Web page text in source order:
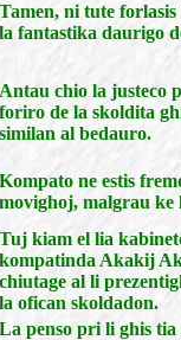
Tamen, ni tute forlasis
la fantastika daurigo
Antau chio la justeco
foriro de la skoldita
similan al bedauro.
Kompato ne estis
movighoj, malgrau
Tuj kiam el lia
kompatinda Akakij
chiutage al li
la ofican skoldadon.
La penso pri li ghis